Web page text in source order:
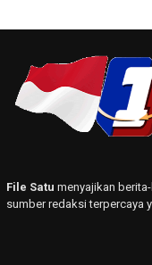
File Satu menyajikan
sumber redaksi terpercaya